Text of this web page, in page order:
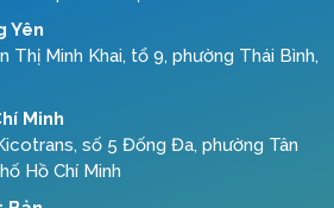
Yên
Thị Minh Khai, tổ 9, phường Thái Bình,
Minh
số 5 Đống Đa, phường Tân
Hồ Chí Minh